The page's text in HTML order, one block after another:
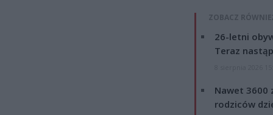
ZOBACZ
26-letni
Teraz
Nawet 3600
rodziców